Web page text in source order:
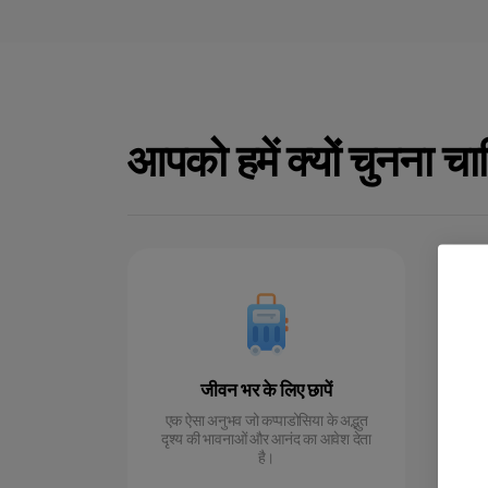
आपको हमें क्यों चुनना
जीवन भर के लिए छापें
एक ऐसा अनुभव जो कप्पाडोसिया के अद्भुत
दृश्य की भावनाओं और आनंद का आवेश देता
है।